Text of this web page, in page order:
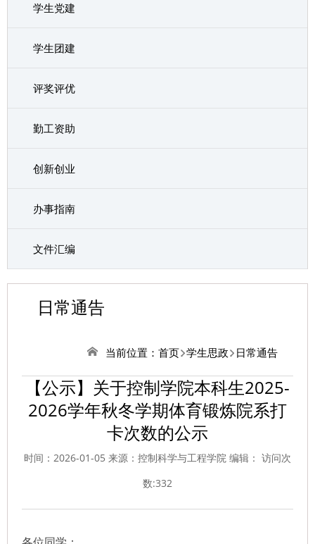
学生党建
学生团建
评奖评优
勤工资助
创新创业
办事指南
文件汇编
日常通告
当前位置： 首页 学生思政 日常通告
【公示】关于控制学院本科生2025-
2026学年秋冬学期体育锻炼院系打
卡次数的公示
时间：2026-01-05 来源：控制科学与工程学院 编辑： 访问次
数:332